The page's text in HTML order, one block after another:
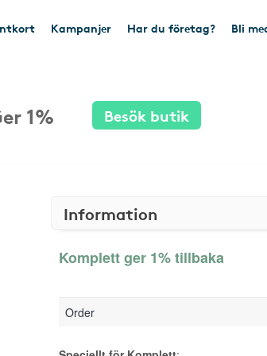
Kampanjer Har du företag? Bli
1% Besök butik
Information
Komplett ger 1% tillbaka
Order